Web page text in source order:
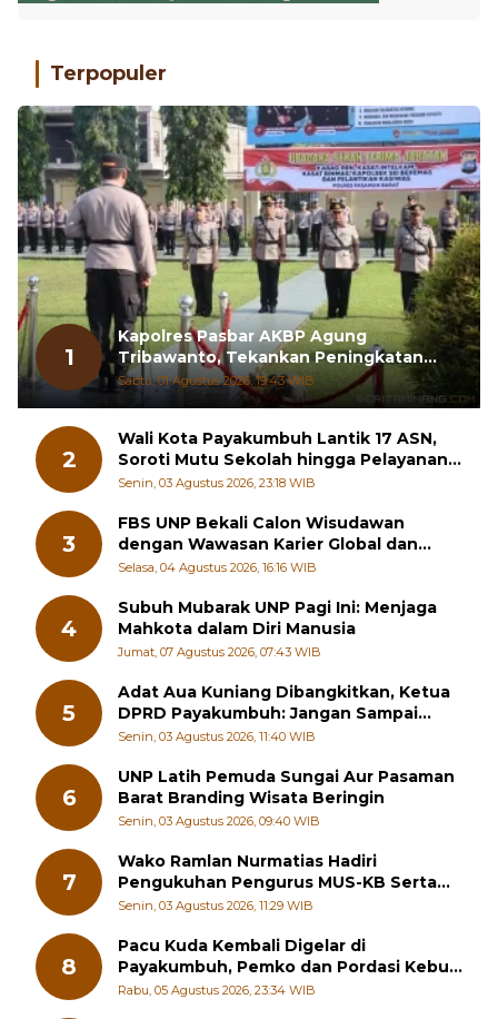
Terpopuler
1
Kapolres Pasbar AKBP Agung
Tribawanto, Tekankan Peningkatan
Pelayanan dan Sinergi dengan
Masyarakat
Sabtu, 01 Agustus 2026, 19:43 WIB
2
Wali Kota Payakumbuh Lantik 17 ASN,
RSUD
Senin, 03 Agustus 2026, 23:18 WIB
3
FBS UNP Bekali Calon Wisudawan
Kewirausahaan Kreatif
Selasa, 04 Agustus 2026, 16:16 WIB
4
Subuh Mubarak UNP Pagi Ini: Menjaga
Jumat, 07 Agustus 2026, 07:43 WIB
5
Adat Aua Kuniang Dibangkitkan, Ketua
Generasi Muda Hilang Jati Diri
Senin, 03 Agustus 2026, 11:40 WIB
6
UNP Latih Pemuda Sungai Aur Pasaman
Senin, 03 Agustus 2026, 09:40 WIB
7
Wako Ramlan Nurmatias Hadiri
LMKB Periode 2026-2031,
Senin, 03 Agustus 2026, 11:29 WIB
Pacu Kuda Kembali Digelar di